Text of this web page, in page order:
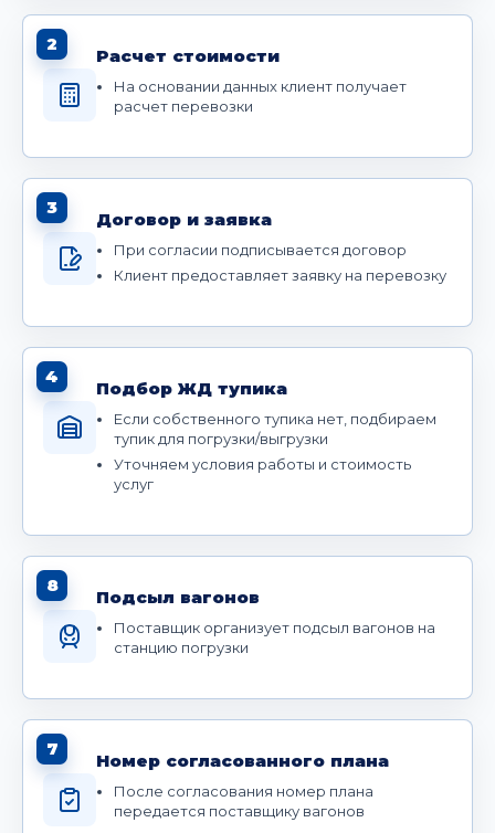
2
Расчет стоимости
На основании данных клиент получает
расчет перевозки
3
Договор и заявка
При согласии подписывается договор
Клиент предоставляет заявку на перевозку
4
Подбор ЖД тупика
Если собственного тупика нет, подбираем
тупик для погрузки/выгрузки
Уточняем условия работы и стоимость
услуг
8
Подсыл вагонов
Поставщик организует подсыл вагонов на
станцию погрузки
7
Номер согласованного плана
После согласования номер плана
передается поставщику вагонов